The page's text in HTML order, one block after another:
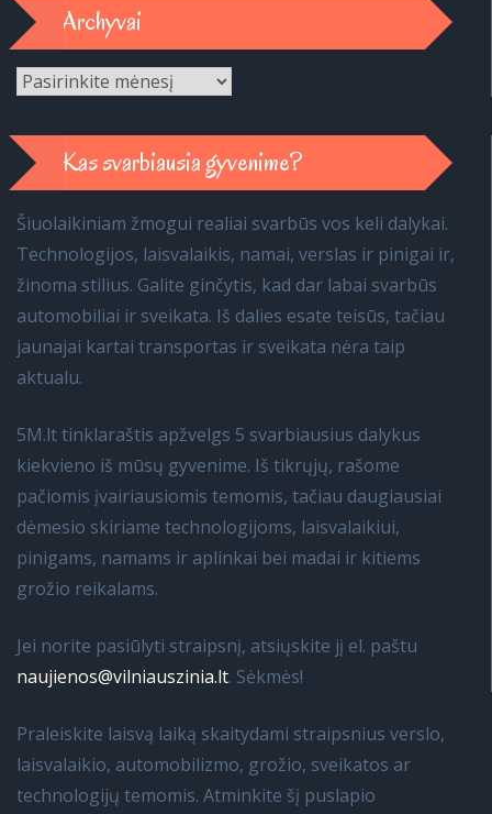
Archyvai
Archyvai
Kas svarbiausia gyvenime?
Šiuolaikiniam žmogui realiai svarbūs vos keli dalykai.
Technologijos, laisvalaikis, namai, verslas ir pinigai ir,
žinoma stilius. Galite ginčytis, kad dar labai svarbūs
automobiliai ir sveikata. Iš dalies esate teisūs, tačiau
jaunajai kartai transportas ir sveikata nėra taip
aktualu.
5M.lt tinklaraštis apžvelgs 5 svarbiausius dalykus
kiekvieno iš mūsų gyvenime. Iš tikrųjų, rašome
pačiomis įvairiausiomis temomis, tačiau daugiausiai
dėmesio skiriame technologijoms, laisvalaikiui,
pinigams, namams ir aplinkai bei madai ir kitiems
grožio reikalams.
Jei norite pasiūlyti straipsnį, atsiųskite jį el. paštu
naujienos@vilniauszinia.lt. Sėkmės!
Praleiskite laisvą laiką skaitydami straipsnius verslo,
laisvalaikio, automobilizmo, grožio, sveikatos ar
technologijų temomis. Atminkite šį puslapio